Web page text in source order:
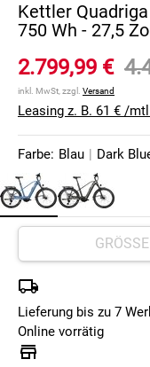
Kettler
750 Wh - 27,5
2.799,99 €
inkl. MwSt, zzgl. Versand
Leasing z. B. 61 € /
Farbe: Blau | Dark
Lieferung bis zu 7
Online vorrätig